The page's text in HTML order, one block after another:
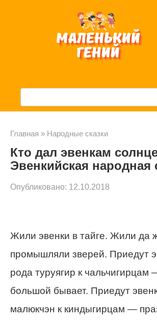
с
к
Главная » Народные сказки
Кто дал эвенкам
Эвенкийская народная
Опубликовано: 12.10.2018
Жили эвенки в тайге. Жили да
промышляли зверей. Приедут
рода туруягир к чальчигирцам
большой бывает. Приедут
малюкчэн к киндыгирцам —